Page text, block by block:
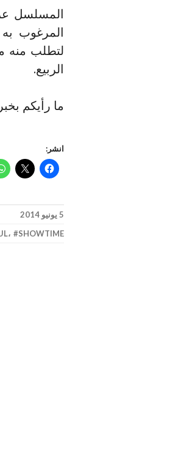
المرغوب
لتطلب منه
الربيع.
ما رأيكم
انشر:
5 يونيو 2014
، SHOWTIME